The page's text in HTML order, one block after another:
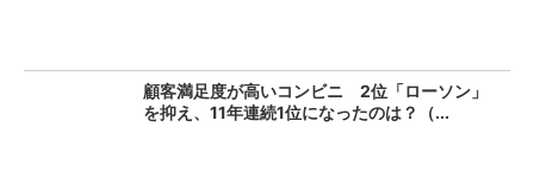
顧客満足度が高いコンビニ 2位「ローソン」
を抑え、11年連続1位になったのは？（...